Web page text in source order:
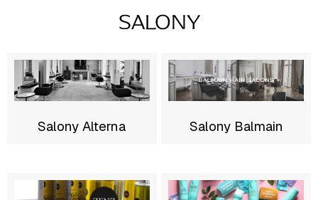
SALONY
Salony Alterna Salony Balmain